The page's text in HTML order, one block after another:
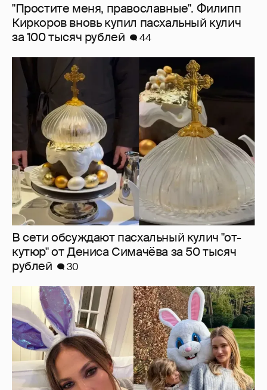
"Простите меня, православные". Филипп
Киркоров вновь купил пасхальный кулич
за 100 тысяч рублей
44
В сети обсуждают пасхальный кулич "от-
кутюр" от Дениса Симачёва за 50 тысяч
рублей
30